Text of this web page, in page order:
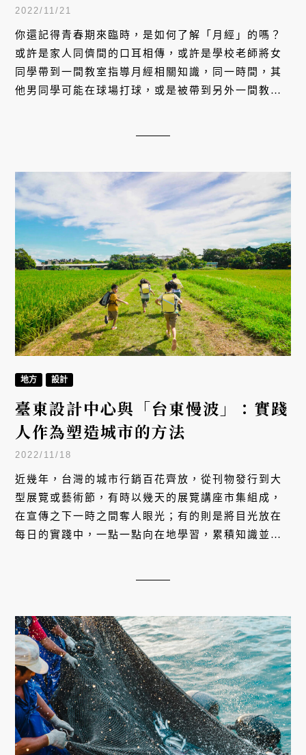
2022/11/21
你還記得青春期來臨時，是如何了解「月經」的嗎？
或許是家人同儕間的口耳相傳，或許是學校老師將女
同學帶到一間教室指導月經相關知識，同一時間，其
他男同學可能在球場打球，或是被帶到另外一間教室
地方 設計
臺東設計中心與「台東慢波」：實踐
人作為塑造城市的方法
2022/11/18
近幾年，台灣的城市行銷百花齊放，從刊物發行到大
型展覽或藝術節，有時以幾天的展覽講座市集組成，
在宣傳之下一時之間奪人眼光；有的則是將目光放在
每日的實踐中，一點一點向在地學習，累積知識並推
彼此。